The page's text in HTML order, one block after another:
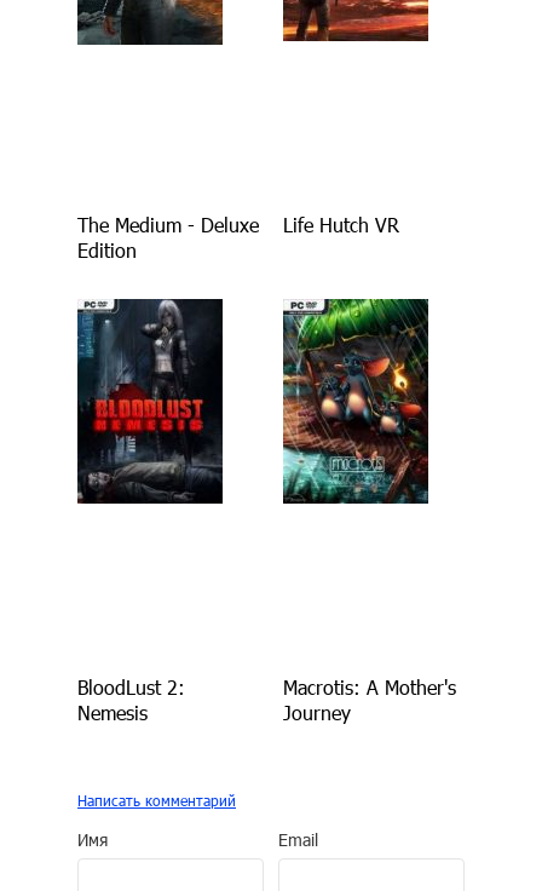
The Medium - Deluxe
Edition
Life Hutch VR
BloodLust 2:
Nemesis
Macrotis: A Mother's
Journey
Написать комментарий
Имя Email